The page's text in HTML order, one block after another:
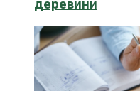
деревини